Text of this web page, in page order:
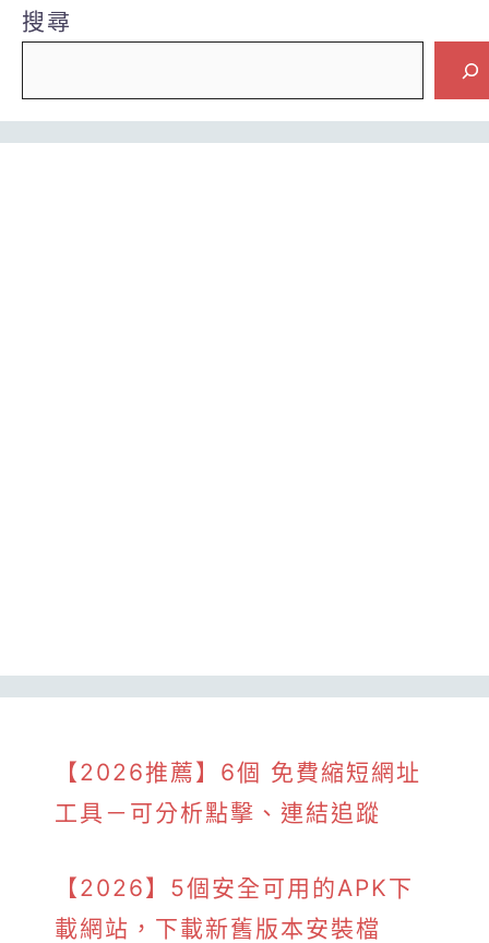
搜尋
【2026推薦】6個 免費縮短網址
工具－可分析點擊、連結追蹤
【2026】5個安全可用的APK下
載網站，下載新舊版本安裝檔